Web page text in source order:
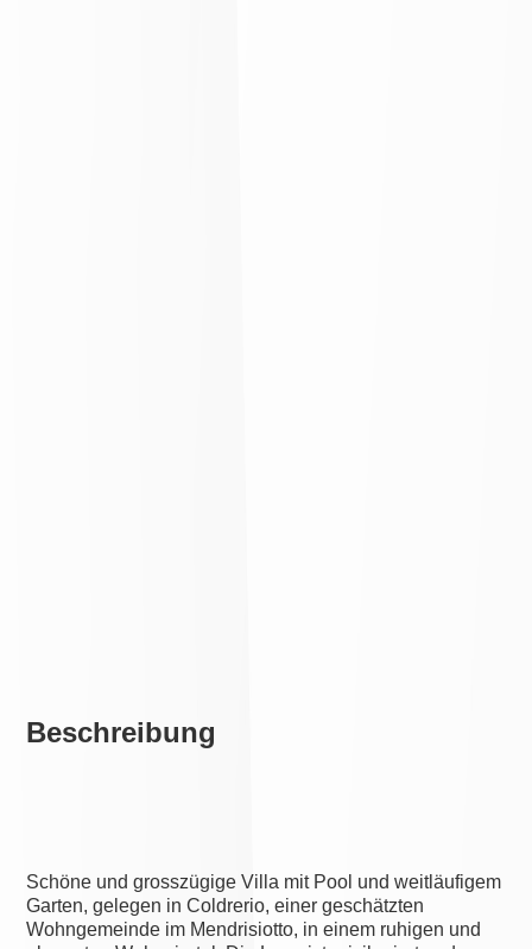
Beschreibung
Schöne und grosszügige Villa mit Pool und weitläufigem
Garten, gelegen in Coldrerio, einer geschätzten
Wohngemeinde im Mendrisiotto, in einem ruhigen und